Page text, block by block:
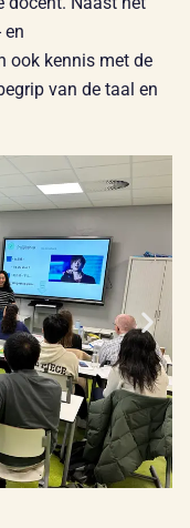
en
ook kennis met de
van de taal en